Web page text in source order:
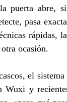
puerta abre,
pasa
rápidas,
ocasión.
el
Wuxi y